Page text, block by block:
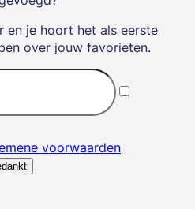
en je hoort het als eerste
over jouw favorieten.
voorwaarden